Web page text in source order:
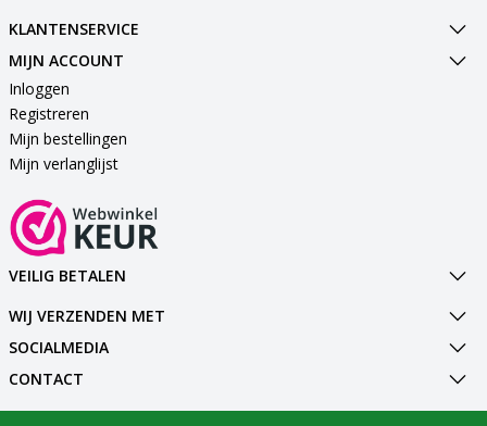
KLANTENSERVICE
MIJN ACCOUNT
Inloggen
Registreren
Mijn bestellingen
Mijn verlanglijst
VEILIG BETALEN
WIJ VERZENDEN MET
SOCIALMEDIA
CONTACT